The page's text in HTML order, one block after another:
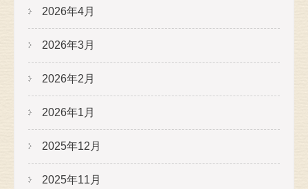
2026年4月
2026年3月
2026年2月
2026年1月
2025年12月
2025年11月